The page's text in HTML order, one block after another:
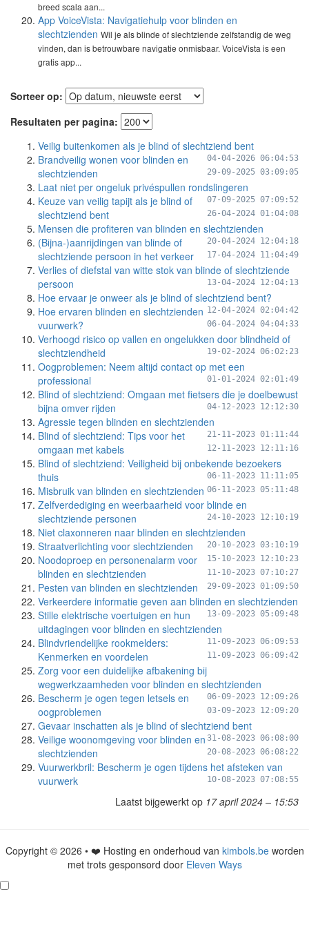
breed scala aan...
App VoiceVista: Navigatiehulp voor blinden en
slechtzienden Wil je als blinde of slechtziende zelfstandig de weg
vinden, dan is betrouwbare navigatie onmisbaar. VoiceVista is een
gratis app...
Sorteer op:
Resultaten per pagina:
Veilig buitenkomen als je blind of slechtziend bent
04-04-2026 06:04:53
Brandveilig wonen voor blinden en
slechtzienden
29-09-2025 03:09:05
Laat niet per ongeluk privéspullen rondslingeren
07-09-2025 07:09:52
Keuze van veilig tapijt als je blind of
slechtziend bent
26-04-2024 01:04:08
Mensen die profiteren van blinden en slechtzienden
20-04-2024 12:04:18
(Bijna-)aanrijdingen van blinde of
slechtziende persoon in het verkeer
17-04-2024 11:04:49
Verlies of diefstal van witte stok van blinde of slechtziende
persoon
13-04-2024 12:04:13
Hoe ervaar je onweer als je blind of slechtziend bent?
12-04-2024 02:04:42
Hoe ervaren blinden en slechtzienden
vuurwerk?
06-04-2024 04:04:33
Verhoogd risico op vallen en ongelukken door blindheid of
slechtziendheid
19-02-2024 06:02:23
Oogproblemen: Neem altijd contact op met een
professional
01-01-2024 02:01:49
Blind of slechtziend: Omgaan met fietsers die je doelbewust
bijna omver rijden
04-12-2023 12:12:30
Agressie tegen blinden en slechtzienden
21-11-2023 01:11:44
Blind of slechtziend: Tips voor het
omgaan met kabels
12-11-2023 12:11:16
Blind of slechtziend: Veiligheid bij onbekende bezoekers
thuis
06-11-2023 11:11:05
Misbruik van blinden en slechtzienden 06-11-2023 05:11:48
Zelfverdediging en weerbaarheid voor blinde en
slechtziende personen
24-10-2023 12:10:19
Niet claxonneren naar blinden en slechtzienden
20-10-2023 03:10:19
Straatverlichting voor slechtzienden
15-10-2023 12:10:23
Noodoproep en personenalarm voor
blinden en slechtzienden
11-10-2023 07:10:27
Pesten van blinden en slechtzienden 29-09-2023 01:09:50
Verkeerdere informatie geven aan blinden en slechtzienden
13-09-2023 05:09:48
Stille elektrische voertuigen en hun
uitdagingen voor blinden en slechtzienden
11-09-2023 06:09:53
Blindvriendelijke rookmelders:
Kenmerken en voordelen
11-09-2023 06:09:42
Zorg voor een duidelijke afbakening bij
wegwerkzaamheden voor blinden en slechtzienden
06-09-2023 12:09:26
Bescherm je ogen tegen letsels en
oogproblemen
03-09-2023 12:09:20
Gevaar inschatten als je blind of slechtziend bent
31-08-2023 06:08:00
Veilige woonomgeving voor blinden en
slechtzienden
20-08-2023 06:08:22
Vuurwerkbril: Bescherm je ogen tijdens het afsteken van
vuurwerk
10-08-2023 07:08:55
Laatst bijgewerkt op 17 april 2024 – 15:53
Copyright © 2026 • ❤️ Hosting en onderhoud van kimbols.beworden
met trots gesponsord door Eleven Ways